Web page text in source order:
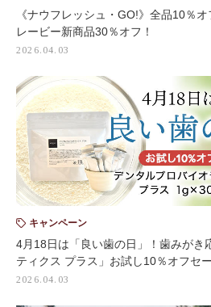
《ナウフレッシュ・GO!》全品10％
レービー新商品30％オフ！
2026.04.03
キャンペーン
4月18日は「良い歯の日」！歯みがき
ティクス プラス」お試し10％オフセ
2026.04.03